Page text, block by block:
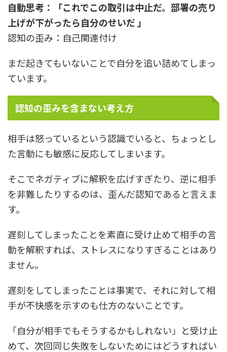
自動思考：「これでこの取引は中止だ。部署の売り
上げが下がったら自分のせいだ 」
認知の歪み：自己関連付け
まだ起きてもいないことで自分を追い詰めてしまっ
ています。
認知の歪みを含まない考え方
相手は怒っているという認識でいると、ちょっとし
た言動にも敏感に反応してしまいます。
そこでネガティブに解釈を広げすぎたり、逆に相手
を非難したりするのは、歪んだ認知であると言えま
す。
遅刻してしまったことを素直に受け止めて相手の言
動を解釈すれば、ストレスになりすぎることはあり
ません。
遅刻をしてしまったことは事実で、それに対して相
手が不快感を示すのも仕方のないことです。
「自分が相手でもそうするかもしれない」と受け止
めて、次回同じ失敗をしないためにはどうすればい